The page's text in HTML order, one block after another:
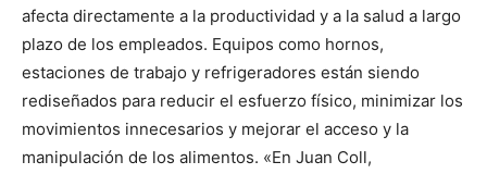
afecta directamente a la productividad y a la salud a largo
plazo de los empleados. Equipos como hornos,
estaciones de trabajo y refrigeradores están siendo
rediseñados para reducir el esfuerzo físico, minimizar los
movimientos innecesarios y mejorar el acceso y la
manipulación de los alimentos. «En Juan Coll,